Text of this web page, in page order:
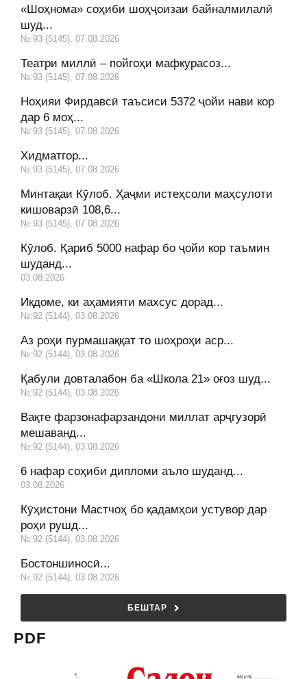
«Шоҳнома» соҳиби шоҳҷоизаи байналмилалӣ
шуд...
№:93 (5145), 07.08.2026
Театри миллӣ – пойгоҳи мафкурасоз...
№:93 (5145), 07.08.2026
Ноҳияи Фирдавсӣ таъсиси 5372 ҷойи нави кор
дар 6 моҳ...
№:93 (5145), 07.08.2026
Хидматгор...
№:93 (5145), 07.08.2026
Минтақаи Кӯлоб. Ҳаҷми истеҳсоли маҳсулоти
кишоварзӣ 108,6...
№:93 (5145), 07.08.2026
Кӯлоб. Қариб 5000 нафар бо ҷойи кор таъмин
шуданд...
03.08.2026
Иқдоме, ки аҳамияти махсус дорад...
№:92 (5144), 03.08.2026
Аз роҳи пурмашаққат то шоҳроҳи аср...
№:92 (5144), 03.08.2026
Қабули довталабон ба «Школа 21» оғоз шуд...
№:92 (5144), 03.08.2026
Вақте фарзонафарзандони миллат арҷгузорӣ
мешаванд...
№:92 (5144), 03.08.2026
6 нафар соҳиби дипломи аъло шуданд...
03.08.2026
Кӯҳистони Мастчоҳ бо қадамҳои устувор дар
роҳи рушд...
№:92 (5144), 03.08.2026
Бостоншиносӣ...
№:92 (5144), 03.08.2026
БЕШТАР
PDF